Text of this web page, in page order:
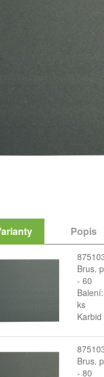
Popis
Brus.
- 60
ks
Brus.
- 80